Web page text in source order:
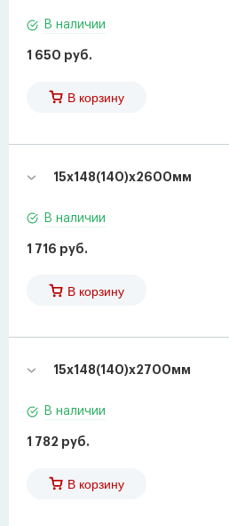
В наличии
1 650 руб.
В корзину
15х148(140)х2600мм
В наличии
1 716 руб.
В корзину
15х148(140)х2700мм
В наличии
1 782 руб.
В корзину